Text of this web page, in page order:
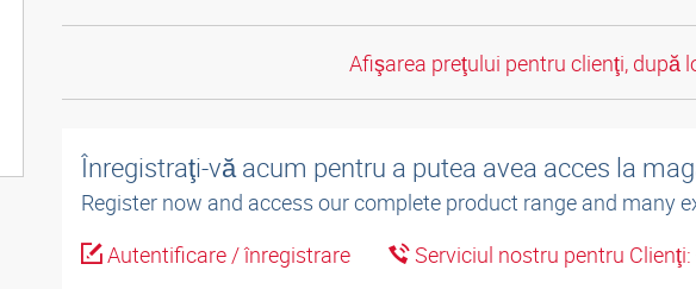
Afişarea preţului pentru clienţi, după
Înregistraţi-vă acum pentru a putea avea acces la
Register now and access our complete product range and many
Autentificare / înregistrare
Serviciul nostru pentru